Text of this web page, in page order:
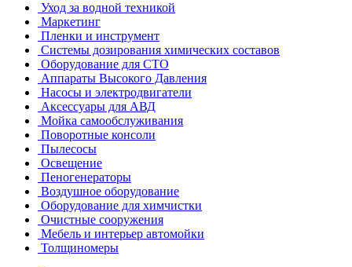
Уход за водной техникой
Маркетинг
Пленки и инструмент
Системы дозирования химических составов
Оборудование для СТО
Аппараты Высокого Давления
Насосы и электродвигатели
Аксессуары для АВД
Мойка самообслуживания
Поворотные консоли
Пылесосы
Освещение
Пеногенераторы
Воздушное оборудование
Оборудование для химчистки
Очистные сооружения
Мебель и интерьер автомойки
Толщиномеры